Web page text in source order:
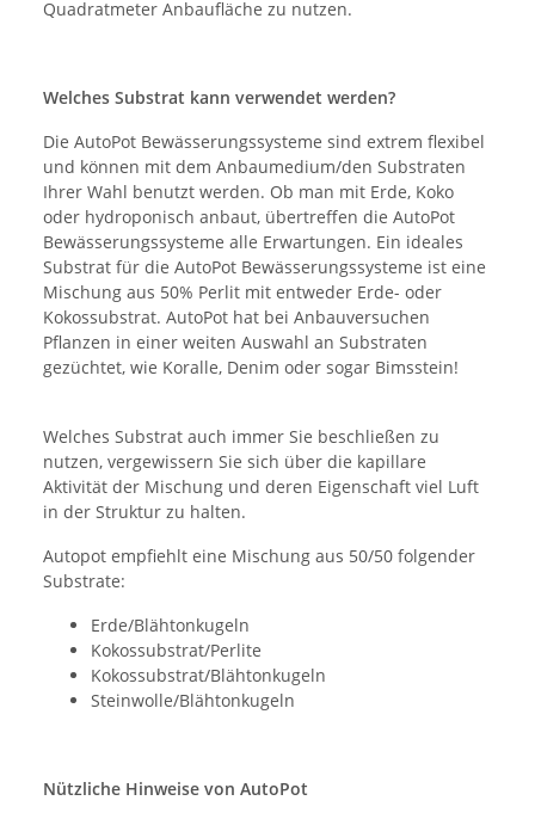
Quadratmeter Anbaufläche zu nutzen.
Welches Substrat kann verwendet werden?
Die AutoPot Bewässerungssysteme sind extrem flexibel
und können mit dem Anbaumedium/den Substraten
Ihrer Wahl benutzt werden. Ob man mit Erde, Koko
oder hydroponisch anbaut, übertreffen die AutoPot
Bewässerungssysteme alle Erwartungen. Ein ideales
Substrat für die AutoPot Bewässerungssysteme ist eine
Mischung aus 50% Perlit mit entweder Erde- oder
Kokossubstrat. AutoPot hat bei Anbauversuchen
Pflanzen in einer weiten Auswahl an Substraten
gezüchtet, wie Koralle, Denim oder sogar Bimsstein!
Welches Substrat auch immer Sie beschließen zu
nutzen, vergewissern Sie sich über die kapillare
Aktivität der Mischung und deren Eigenschaft viel Luft
in der Struktur zu halten.
Autopot empfiehlt eine Mischung aus 50/50 folgender
Substrate:
Erde/Blähtonkugeln
Kokossubstrat/Perlite
Kokossubstrat/Blähtonkugeln
Steinwolle/Blähtonkugeln
Nützliche Hinweise von AutoPot